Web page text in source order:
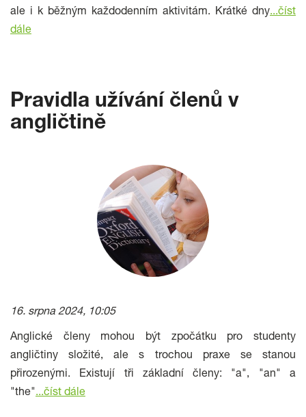
ale i k běžným každodenním aktivitám. Krátké dny...číst
dále
Pravidla užívání členů v
angličtině
16. srpna 2024, 10:05
Anglické členy mohou být zpočátku pro studenty
angličtiny složité, ale s trochou praxe se stanou
přirozenými. Existují tři základní členy: "a", "an" a
"the"...číst dále